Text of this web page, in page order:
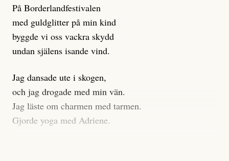
På Borderlandfestivalen
med guldglitter på min kind
byggde vi oss vackra skydd
undan själens isande vind.
Jag dansade ute i skogen,
och jag drogade med min vän.
Jag läste om charmen med tarmen.
Gjorde yoga med Adriene.